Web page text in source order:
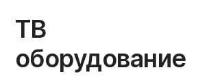
ТВ
оборудование